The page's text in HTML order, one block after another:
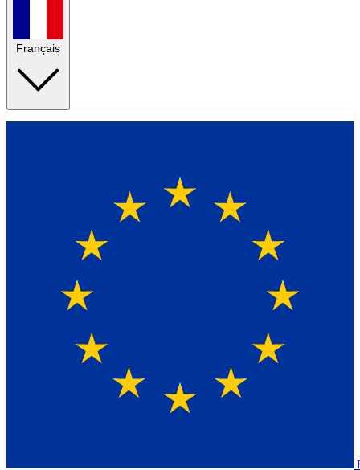
Français